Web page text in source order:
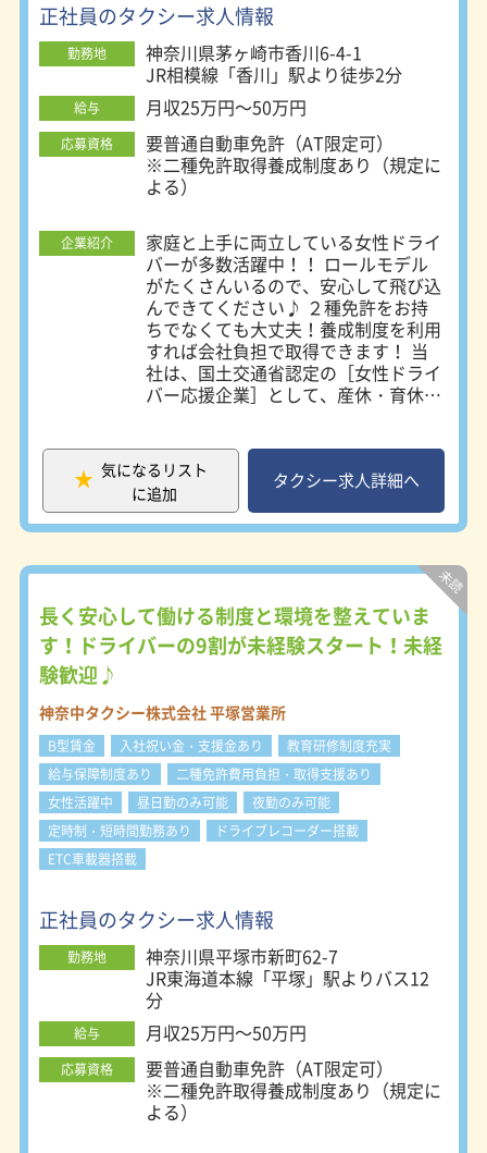
所：〒257-0031 秦野市曽屋993-6 伊
勢原営業所：〒259-1141 伊勢原市上
粕屋519-1 厚木営業所：〒243-0213
厚木市飯山南2-2-10 座間営業所：〒
252-0003 座間市ひばりが丘5-24-3 大
野営業所：〒252-0303 相模原市南区
相模大野1-25-28 相模原営業所：〒
252-0244 相模原市中央区田名3113-6
町田第一営業所：〒195-0062 町田市
0004 町田市鶴間8-20-23
正社員のタクシー求人情報
勤務地
神奈川県茅ヶ崎市香川6-4-1
JR相模線「香川」駅より徒歩2分
給与 月収25万円～50万円
応募資格
要普通自動車免許（AT限定可）
※二種免許取得養成制度あり（規定に
よる）
企業紹介
家庭と上手に両立している女性ドライ
バーが多数活躍中！！ ロールモデル
がたくさんいるので、安心して飛び込
んできてください♪ ２種免許をお持
ちでなくても大丈夫！養成制度を利用
すれば会社負担で取得できます！ 当
社は、国土交通省認定の［女性ドライ
バー応援企業］として、産休・育休な
れる』体制が整っている会社です◎
また、企業主導型保育施設などとも提
携や保育費の一部補助もおこなってお
り、子育てとも両立できる環境を整え
じますので、お気軽にご相談下さい。
【神奈川に13拠点、東京に2拠点】 ※
好きな営業所を選べます！ 横浜営業
所：〒241-0012 横浜市旭区西川島町
10-1 戸塚営業所：〒245-0053 横浜市
所：〒252-0816 藤沢市遠藤2005-13
藤沢第二営業所：〒252-0823 藤沢市
菖蒲沢70-1 茅ヶ崎営業所：〒253-
0082 茅ヶ崎市香川6-4-1 平塚営業
所：〒254-0076 平塚市新町62-7 二宮
営業所：〒259-0123 中郡二宮町二宮
1314 秦野営業所：〒257-0031 秦野市
曽屋993-6 伊勢原営業所：〒259-
1141 伊勢原市上粕屋519-1 厚木営業
座間営業所：〒252-0003 座間市ひば
りが丘5-24-3 大野営業所：〒252-
0303 相模原市南区相模大野1-25-28
相模原営業所：〒252-0244 相模原市
中央区田名3113-6 町田第一営業所：
〒195-0062 町田市大蔵町211-1 町田
第二営業所：〒194-0004 町田市鶴間
8-20-23
気になるリスト
に追加
タクシー求人詳細へ
長く安心して働ける制度と環境を整えていま
す！ドライバーの9割が未経験スタート！未経
験歓迎♪
神奈中タクシー株式会社 平塚営業所
B型賃金 入社祝い金・支援金あり
教育研修制度充実
給与保障制度あり
二種免許費用負担・取得支援あり
女性活躍中
昼日勤のみ可能
夜勤のみ可能
定時制・短時間勤務あり
ドライブレコーダー搭載
ETC車載器搭載
正社員のタクシー求人情報
勤務地
神奈川県平塚市新町62-7
JR東海道本線「平塚」駅よりバス12
分
給与 月収25万円～50万円
応募資格
要普通自動車免許（AT限定可）
※二種免許取得養成制度あり（規定に
よる）